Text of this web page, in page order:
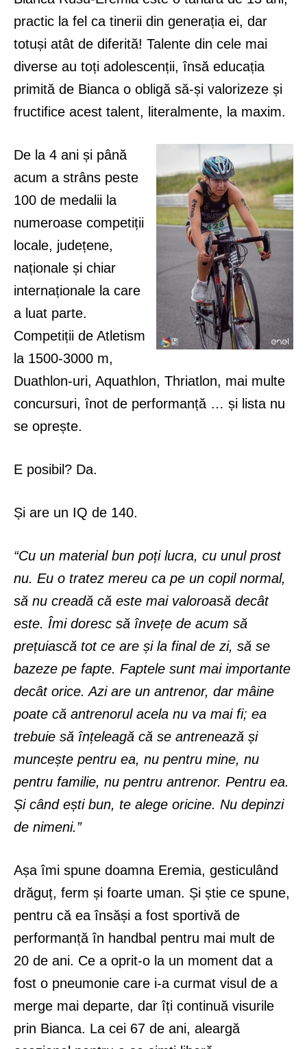
practic la fel ca tinerii din generația ei, dar
totuși atât de diferită! Talente din cele mai
diverse au toți adolescenții, însă educația
primită de Bianca o obligă să-și valorizeze și
fructifice acest talent, literalmente, la maxim.
De la 4 ani și până
acum a strâns peste
100 de medalii la
numeroase competiții
locale, județene,
naționale și chiar
internaționale la care
a luat parte.
Competiții de Atletism
la 1500-3000 m,
Duathlon-uri, Aquathlon, Thriatlon, mai multe
concursuri, înot de performanță … și lista nu
se oprește.
E posibil? Da.
Și are un IQ de 140.
“Cu un material bun poți lucra, cu unul prost
nu. Eu o tratez mereu ca pe un copil normal,
să nu creadă că este mai valoroasă decât
este. Îmi doresc să învețe de acum să
prețuiască tot ce are și la final de zi, să se
bazeze pe fapte. Faptele sunt mai importante
decât orice. Azi are un antrenor, dar mâine
poate că antrenorul acela nu va mai fi; ea
trebuie să înțeleagă că se antrenează și
muncește pentru ea, nu pentru mine, nu
pentru familie, nu pentru antrenor. Pentru ea.
Și când ești bun, te alege oricine. Nu depinzi
de nimeni.”
Așa îmi spune doamna Eremia, gesticulând
drăguț, ferm și foarte uman. Și știe ce spune,
pentru că ea însăși a fost sportivă de
performanță în handbal pentru mai mult de
20 de ani. Ce a oprit-o la un moment dat a
fost o pneumonie care i-a curmat visul de a
merge mai departe, dar îți continuă visurile
prin Bianca. La cei 67 de ani, aleargă